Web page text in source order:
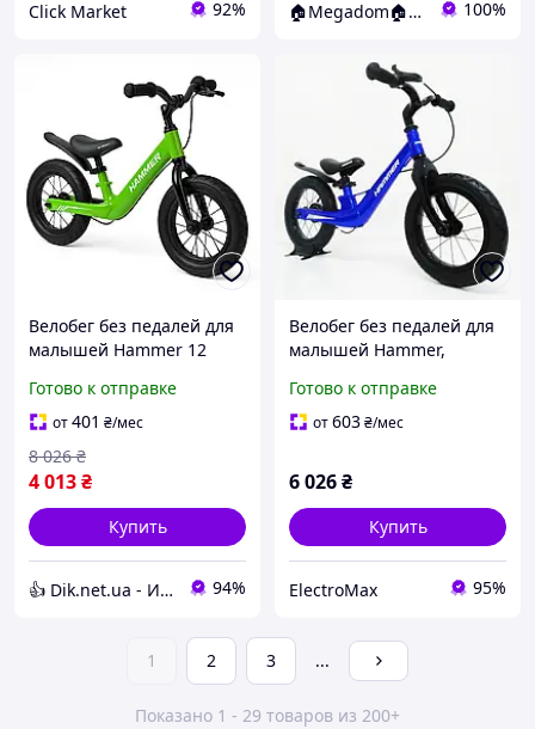
Click Market 92% 🏠Megadom🏠 - Интернет магазин товаров для дома и путешествий 100%
Велобег без педалей для
малышей Hammer 12
велосипеды без педалей,
Беговел для мальчика YV-
66
Готово к отправке
от401 ₴/мес
4 013₴
8 026 ₴
Купить
👍 Dik.net.ua - Интернет магазин 94%
Велобег без педалей для
малышей Hammer,
малышей, Детский
биговел Велобег FC-40
Готово к отправке
от603₴/мес
6 026₴
Купить
ElectroMax 95%
1 2 3 ...
Показано 1 - 29 товаров из 200+